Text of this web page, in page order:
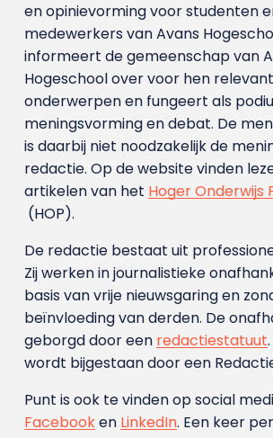
en opinievorming voor studenten
medewerkers van Avans
informeert de gemeenschap van
Hogeschool over voor hen
onderwerpen en fungeert als
meningsvorming en debat. De
is daarbij niet noodzakelijk de
redactie. Op de website vinden
artikelen van het Hoger Onderwijs
(HOP).
De redactie bestaat uit
Zij werken in journalistieke
basis van vrije nieuwsgaring en
beïnvloeding van derden. De
geborgd door een redactiestatuut
wordt bijgestaan door een
Punt is ook te vinden op social
Facebooken LinkedIn. Een keer